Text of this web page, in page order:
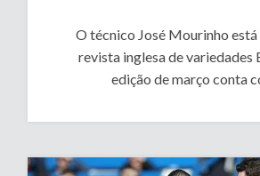
O técnico José Mourinho está
revista inglesa de variedades
edição de março conta